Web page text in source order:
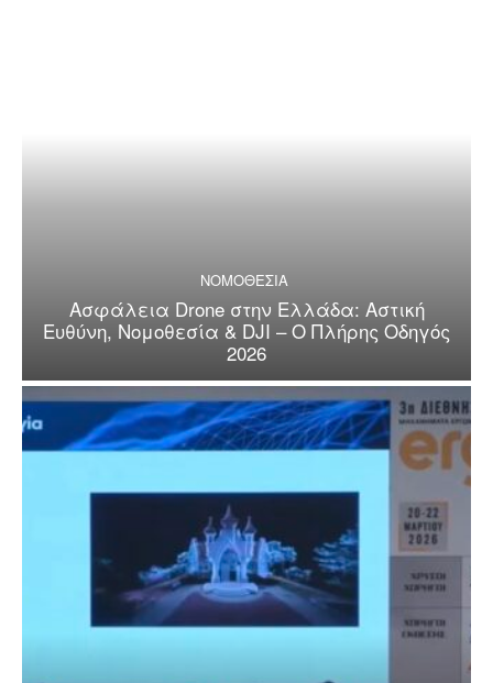
ΝΟΜΟΘΕΣΙΑ
Ασφάλεια Drone στην Ελλάδα: Αστική
Ευθύνη, Νομοθεσία & DJI – Ο Πλήρης Οδηγός
2026